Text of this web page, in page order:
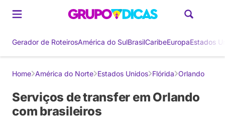
Gerador de RoteirosAmérica do SulBrasilCaribeEuropaEstados
Home América do Norte Estados Unidos Flórida Orlando
Serviços de transfer em Orlando
com brasileiros